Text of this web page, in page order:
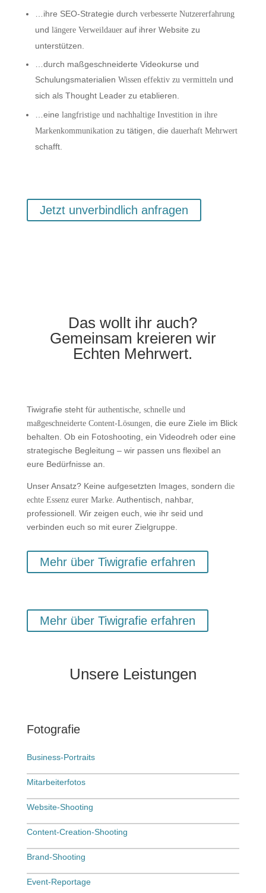
…ihre SEO-Strategie durch verbesserte Nutzererfahrung
und längere Verweildauerauf ihrer Website zu
unterstützen.
…durch maßgeschneiderte Videokurse und
Schulungsmaterialien Wissen effektiv zu vermittelnund
sich als Thought Leader zu etablieren.
…eine langfristige und nachhaltige Investition in ihre
Markenkommunikation zu tätigen, die dauerhaft Mehrwert
schafft.
Jetzt unverbindlich anfragen
Das wollt ihr auch?
Gemeinsam kreieren wir
Echten Mehrwert.
Tiwigrafie steht für authentische, schnelle und
maßgeschneiderte Content-Lösungen , die eure Ziele im Blick
behalten. Ob ein Fotoshooting, ein Videodreh oder eine
strategische Begleitung – wir passen uns flexibel an
eure Bedürfnisse an.
Unser Ansatz? Keine aufgesetzten Images, sondern die
echte Essenz eurer Marke. Authentisch, nahbar,
professionell. Wir zeigen euch, wie ihr seid und
verbinden euch so mit eurer Zielgruppe.
Mehr über Tiwigrafie erfahren
Mehr über Tiwigrafie erfahren
Unsere Leistungen
Fotografie
Business-Portraits
Mitarbeiterfotos
Website-Shooting
Content-Creation-Shooting
Brand-Shooting
Event-Reportage